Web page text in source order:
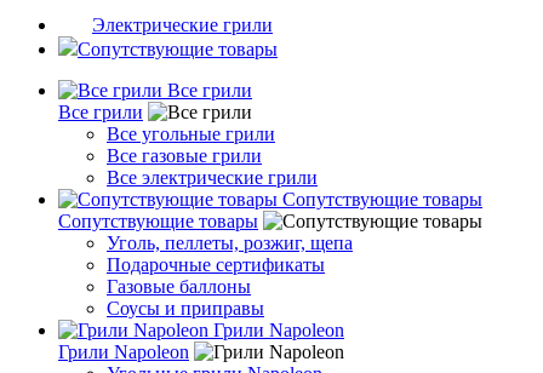
Электрические грили
Сопутствующие товары
Все грили
Все грили
Все угольные грили
Все газовые грили
Все электрические грили
Сопутствующие товары
Сопутствующие товары
Уголь, пеллеты, розжиг, щепа
Подарочные сертификаты
Газовые баллоны
Соусы и приправы
Грили Napoleon
Грили Napoleon